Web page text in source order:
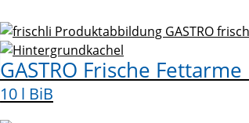
GASTRO Frische
10 l BiB